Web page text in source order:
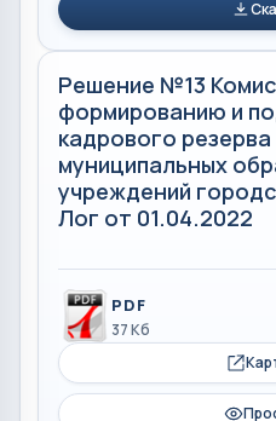
Решение №13
формированию и
кадрового
муниципальных
учреждений
Лог от 01.04.2022
PDF
37 Кб